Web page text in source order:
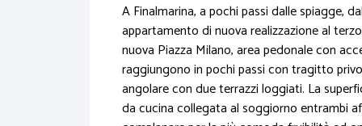
A Finalmarina, a pochi passi dalle spiagge,
appartamento di nuova realizzazione al
nuova Piazza Milano, area pedonale con
raggiungono in pochi passi con tragitto
angolare con due terrazzi loggiati. La
da cucina collegata al soggiorno entrambi